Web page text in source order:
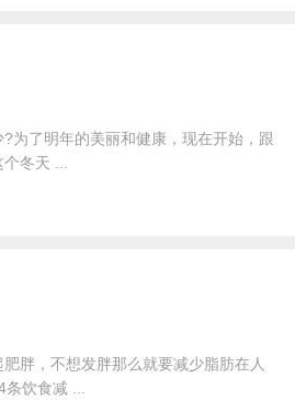
了明年的美丽和健康，现在开始，跟
冬天 ...
，不想发胖那么就要减少脂肪在人
饮食减 ...